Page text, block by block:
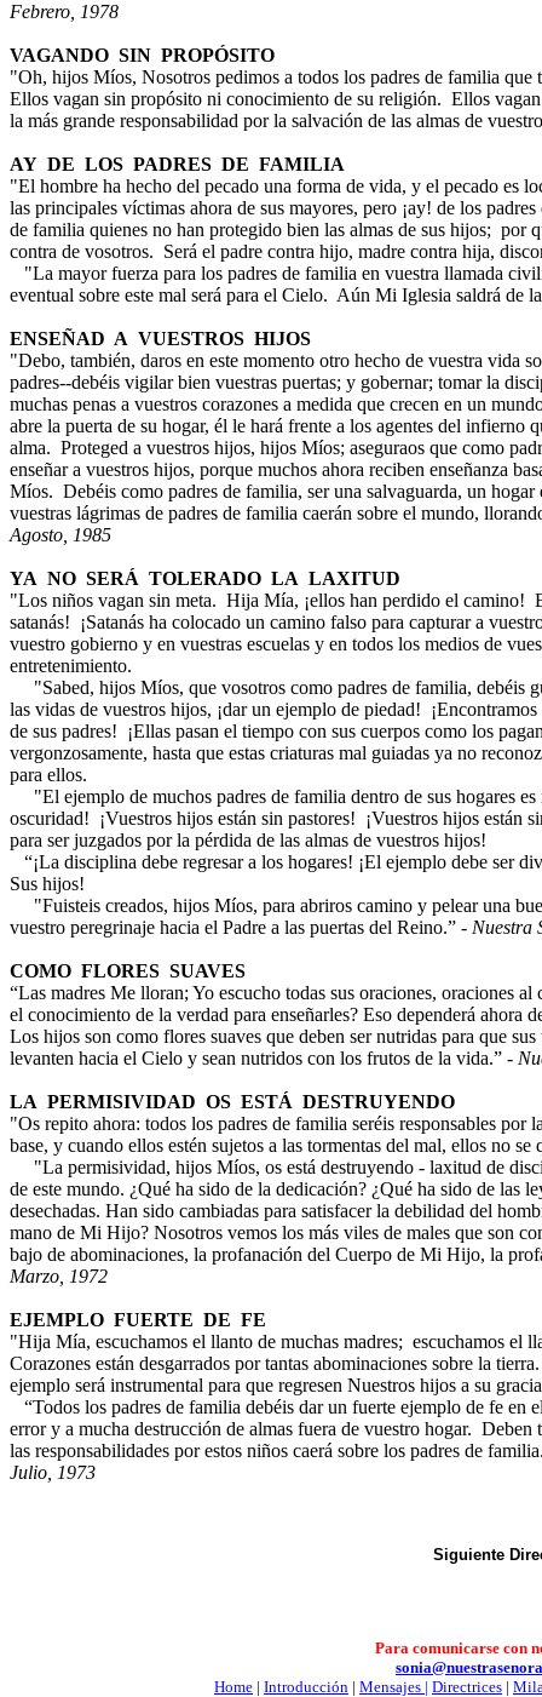
Febrero, 1978
VAGANDO SIN PROPÓSITO
"Oh, hijos Míos, Nosotros pedimos a todos los padres de familia
Ellos vagan sin propósito ni conocimiento de su religión. Ellos
la más grande responsabilidad por la salvación de las almas de
AY DE LOS PADRES DE FAMILIA
"El hombre ha hecho del pecado una forma de vida, y el pecado es
las principales víctimas ahora de sus mayores, pero ¡ay! de los
de familia quienes no han protegido bien las almas de sus hijos; por
contra de vosotros. Será el padre contra hijo, madre contra hija,
"La mayor fuerza para los padres de familia en vuestra llamada
eventual sobre este mal será para el Cielo. Aún Mi Iglesia saldrá de
ENSEÑAD A VUESTROS HIJOS
"Debo, también, daros en este momento otro hecho de vuestra vida
padres--debéis vigilar bien vuestras puertas; y gobernar; tomar la
muchas penas a vuestros corazones a medida que crecen en un
abre la puerta de su hogar, él le hará frente a los agentes del infierno
alma. Proteged a vuestros hijos, hijos Míos; aseguraos que como
enseñar a vuestros hijos, porque muchos ahora reciben enseñanza
Míos. Debéis como padres de familia, ser una salvaguarda, un
vuestras lágrimas de padres de familia caerán sobre el mundo,
Agosto, 1985
YA NO SERÁ TOLERADO LA LAXITUD
"Los niños vagan sin meta. Hija Mía, ¡ellos han perdido el camino!
satanás! ¡Satanás ha colocado un camino falso para capturar a
vuestro gobierno y en vuestras escuelas y en todos los medios de
entretenimiento.
"Sabed, hijos Míos, que vosotros como padres de familia, debéis
las vidas de vuestros hijos, ¡dar un ejemplo de piedad!
de sus padres! ¡Ellas pasan el tiempo con sus cuerpos como los
vergonzosamente, hasta que estas criaturas mal guiadas ya no
para ellos.
"El ejemplo de muchos padres de familia dentro de sus hogares
oscuridad! ¡Vuestros hijos están sin pastores! ¡Vuestros hijos están
para ser juzgados por la pérdida de las almas de vuestros hijos!
“¡La disciplina debe regresar a los hogares! ¡El ejemplo debe ser
Sus hijos!
"Fuisteis creados, hijos Míos, para abriros camino y pelear una
vuestro peregrinaje hacia el Padre a las puertas del Reino.” - Nuestra
COMO FLORES SUAVES
“Las madres Me lloran; Yo escucho todas sus oraciones, oraciones
el conocimiento de la verdad para enseñarles? Eso dependerá ahora
Los hijos son como flores suaves que deben ser nutridas para que
levanten hacia el Cielo y sean nutridos con los frutos de la vida.” -
LA PERMISIVIDAD OS ESTÁ DESTRUYENDO
"Os repito ahora: todos los padres de familia seréis responsables por
base, y cuando ellos estén sujetos a las tormentas del mal, ellos no
"La permisividad, hijos Míos, os está destruyendo - laxitud de
de este mundo. ¿Qué ha sido de la dedicación? ¿Qué ha sido de las
desechadas. Han sido cambiadas para satisfacer la debilidad del
mano de Mi Hijo? Nosotros vemos los más viles de males que son
bajo de abominaciones, la profanación del Cuerpo de Mi Hijo, la
Marzo, 1972
EJEMPLO FUERTE DE FE
"Hija Mía, escuchamos el llanto de muchas madres; escuchamos el
Corazones están desgarrados por tantas abominaciones sobre la
ejemplo será instrumental para que regresen Nuestros hijos a su
“Todos los padres de familia debéis dar un fuerte ejemplo de fe en
error y a mucha destrucción de almas fuera de vuestro hogar.
las responsabilidades por estos niños caerá sobre los padres de
Julio, 1973
Siguiente
Para comunicarse con
Home | Introducción | Mensajes | Directrices |